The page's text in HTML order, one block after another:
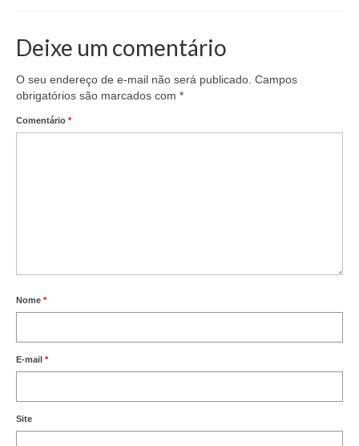
Deixe um comentário
O seu endereço de e-mail não será publicado. Campos
obrigatórios são marcados com *
Comentário *
Nome *
E-mail *
Site